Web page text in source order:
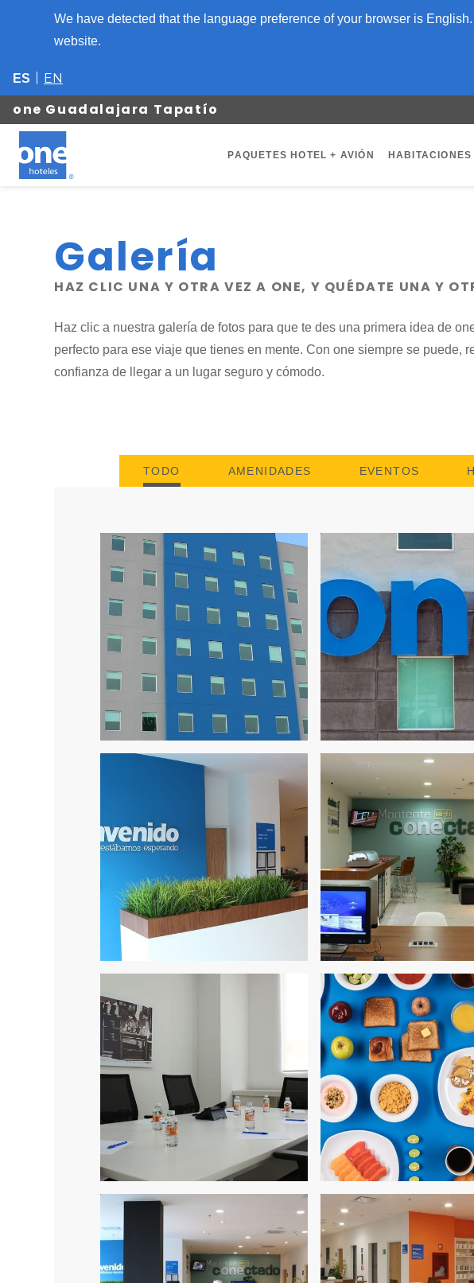
ES EN
one Guadalajara Tapatío
PAQUETES HOTEL + AVIÓN HABITACIONES
We have detected that the language preference of your browser is
website.
Galería
HAZ CLIC UNA Y OTRA VEZ A ONE, Y QUÉDATE UNA Y
Haz clic a nuestra galería de fotos para que te des una primera idea de
perfecto para ese viaje que tienes en mente. Con one siempre se puede,
confianza de llegar a un lugar seguro y cómodo.
TODO AMENIDADES EVENTOS